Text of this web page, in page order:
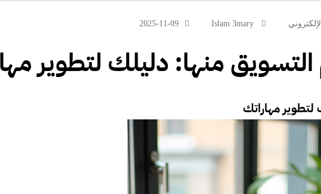
Islam 3mary
2025-11-09
منها: دليلك لتطوير
لتطوير مهاراتك